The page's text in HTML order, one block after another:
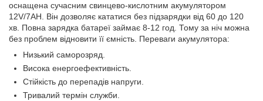
оснащена сучасним свинцево-кислотним акумулятором
12V/7AH. Він дозволяє кататися без підзарядки від 60 до 120
хв. Повна зарядка батареї займає 8-12 год. Тому за ніч можна
без проблем відновити її ємність. Переваги акумулятора:
Низький саморозряд.
Висока енергоефективність.
Стійкість до перепадів напруги.
Тривалий термін служби.